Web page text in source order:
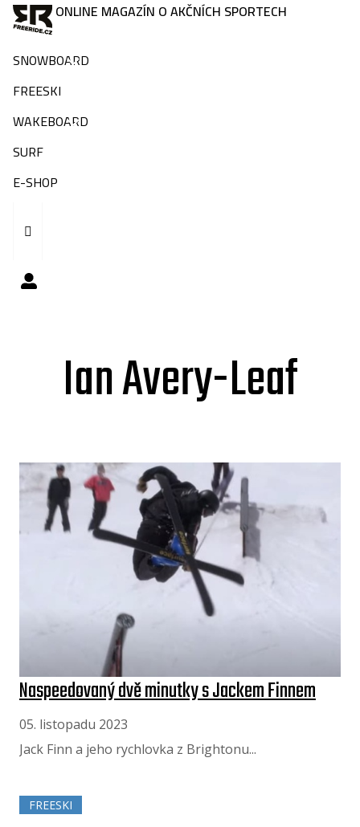
ONLINE MAGAZÍN O AKČNÍCH SPORTECH
SNOWBOARD
FREESKI
WAKEBOARD
SURF
E-SHOP
Ian Avery-Leaf
Naspeedovaný dvě minutky s Jackem Finnem
05. listopadu 2023
Jack Finn a jeho rychlovka z Brightonu...
FREESKI